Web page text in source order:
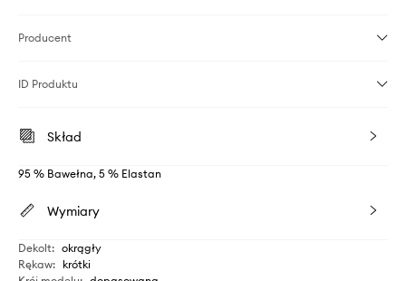
Producent
ID Produktu
Skład
95 % Bawełna, 5 % Elastan
Wymiary
Dekolt: okrągły
Rękaw: krótki